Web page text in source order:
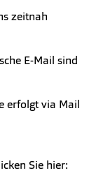
zeitnah
E-Mail sind
erfolgt via Mail
Sie hier: